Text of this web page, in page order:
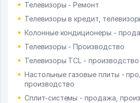
Телевизоры - Ремонт
Телевизоры в кредит,
Колонные кондиционеры -
Телевизоры - Производство
Телевизоры TCL - производство
Настольные газовые плиты -
производство
Сплит-системы - продажа,